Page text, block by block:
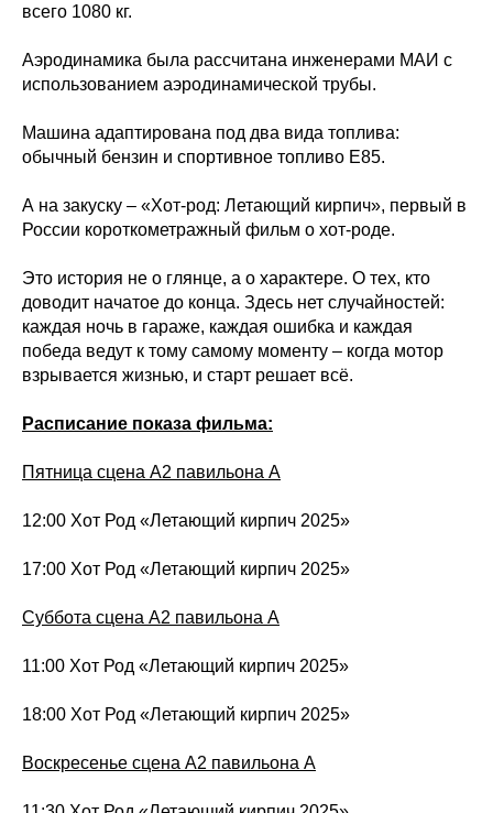
всего 1080 кг.
Аэродинамика была рассчитана инженерами МАИ с
использованием аэродинамической трубы.
Машина адаптирована под два вида топлива:
обычный бензин и спортивное топливо E85.
А на закуску – «Хот-род: Летающий кирпич», первый в
России короткометражный фильм о хот-роде.
Это история не о глянце, а о характере. О тех, кто
доводит начатое до конца. Здесь нет случайностей:
каждая ночь в гараже, каждая ошибка и каждая
победа ведут к тому самому моменту – когда мотор
взрывается жизнью, и старт решает всё.
Расписание показа фильма:
Пятница сцена А2 павильона А
12:00 Хот Род «Летающий кирпич 2025»
17:00 Хот Род «Летающий кирпич 2025»
Суббота сцена А2 павильона А
11:00 Хот Род «Летающий кирпич 2025»
18:00 Хот Род «Летающий кирпич 2025»
Воскресенье сцена А2 павильона А